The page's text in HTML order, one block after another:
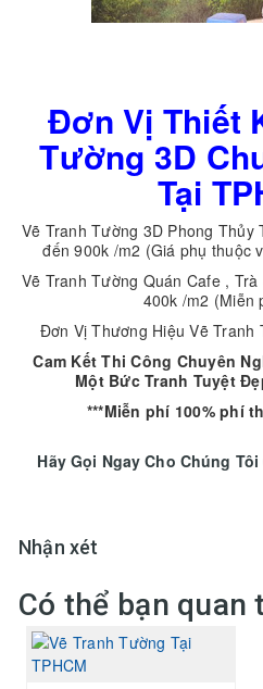
Đơn Vị Thiết
Tường 3D
Tại
Vẽ Tranh Tường 3D Phong
đến 900k /m2 (Giá phụ thuộc
Vẽ Tranh Tường Quán Cafe ,
400k /m2 (Miễn
Đơn Vị Thương Hiệu Vẽ Tranh
Cam Kết Thi Công Chuyên
Một Bức Tranh Tuyệt
***Miễn phí 100% phí
Hãy Gọi Ngay Cho Chúng
Nhận xét
Có thể bạn quan